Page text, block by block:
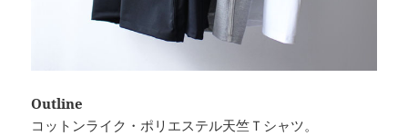
Outline
コットンライク・ポリエステル天竺Ｔシャツ。